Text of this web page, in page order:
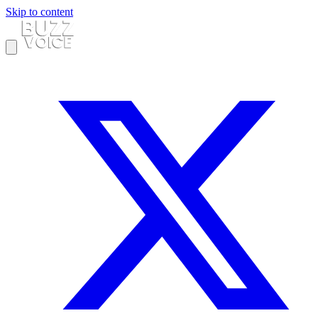
Skip to content